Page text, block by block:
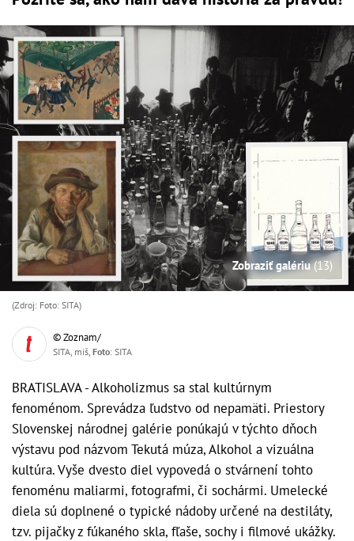
Zobraziť galériu(13)
(Zdroj: Foto: SITA)
© Zoznam/
SITA, miš, Foto: SITA
BRATISLAVA - Alkoholizmus sa stal kultúrnym
fenoménom. Sprevádza ľudstvo od nepamäti. Priestory
Slovenskej národnej galérie ponúkajú v týchto dňoch
výstavu pod názvom Tekutá múza, Alkohol a vizuálna
kultúra. Vyše dvesto diel vypovedá o stvárnení tohto
fenoménu maliarmi, fotografmi, či sochármi. Umelecké
diela sú doplnené o typické nádoby určené na destiláty,
tzv. pijačky z fúkaného skla, fľaše, sochy i filmové ukážky.